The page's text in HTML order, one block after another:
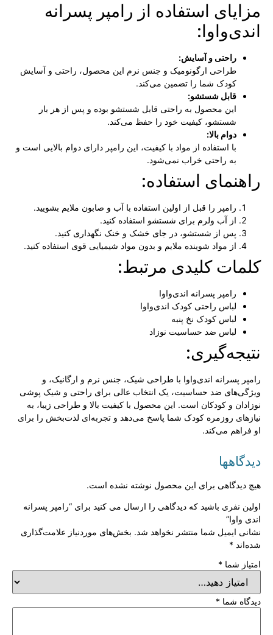
مزایای استفاده از رامپر پسرانه
اندی‌واوا:
راحتی و آسایش:
طراحی ارگونومیک و جنس نرم این محصول، راحتی و آسایش
کودک شما را تضمین می‌کند.
قابل شستشو:
این محصول به راحتی قابل شستشو بوده و پس از هر بار
شستشو، کیفیت خود را حفظ می‌کند.
دوام بالا:
با استفاده از مواد با کیفیت، این رامپر دارای دوام بالایی است و
به راحتی خراب نمی‌شود.
راهنمای استفاده:
رامپر را قبل از اولین استفاده با آب و صابون ملایم بشویید.
از آب ولرم برای شستشو استفاده کنید.
پس از شستشو، در جای خشک و خنک نگهداری کنید.
از مواد شوینده ملایم و بدون مواد شیمیایی قوی استفاده کنید.
کلمات کلیدی مرتبط:
رامپر پسرانه اندی‌واوا
لباس راحتی کودک اندی‌واوا
لباس کودک نخ پنبه
لباس ضد حساسیت نوزاد
نتیجه‌گیری:
رامپر پسرانه اندی‌واوا با طراحی شیک، جنس نرم و ارگانیک، و
ویژگی‌های ضد حساسیت، یک انتخاب عالی برای راحتی و شیک پوشی
نوزادان و کودکان است. این محصول با کیفیت بالا و طراحی زیبا، به
نیازهای روزمره کودک شما پاسخ می‌دهد و تجربه‌ای لذت‌بخش را برای
او فراهم می‌کند.
دیدگاهها
هیچ دیدگاهی برای این محصول نوشته نشده است.
اولین نفری باشید که دیدگاهی را ارسال می کنید برای “رامپر پسرانه
اندی واوا”
نشانی ایمیل شما منتشر نخواهد شد. بخش‌های موردنیاز علامت‌گذاری
شده‌اند *
امتیاز شما *
دیدگاه شما *